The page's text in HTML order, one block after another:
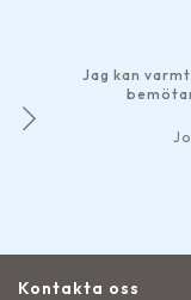
Jag kan varmt
bemötande
John-
Kontakta oss